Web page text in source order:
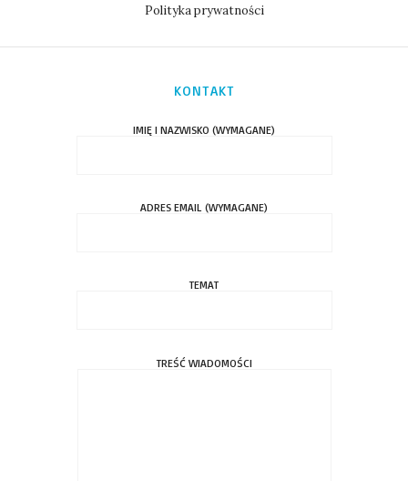
Polityka prywatności
KONTAKT
IMIĘ I NAZWISKO (WYMAGANE)
ADRES EMAIL (WYMAGANE)
TEMAT
TREŚĆ WIADOMOŚCI